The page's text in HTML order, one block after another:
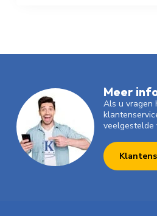
Meer
Als u vragen
veelgestelde